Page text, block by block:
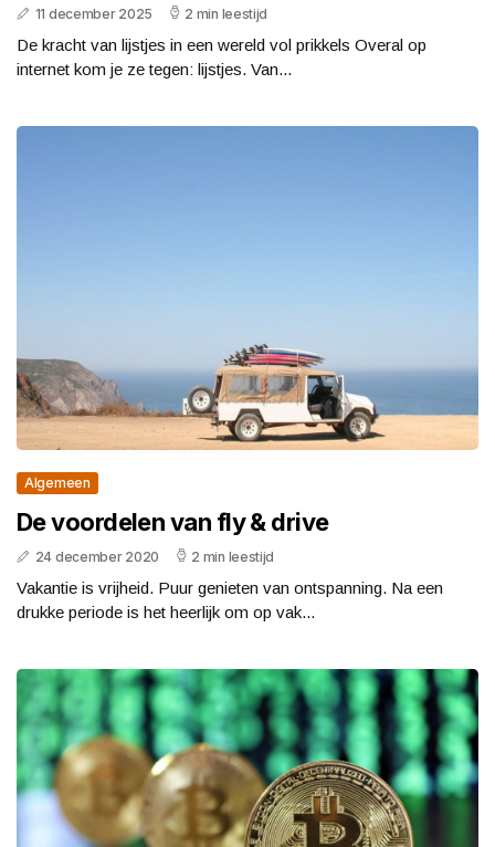
11 december 2025 2 min leestijd
De kracht van lijstjes in een wereld vol prikkels Overal op
internet kom je ze tegen: lijstjes. Van...
Algemeen
De voordelen van fly & drive
24 december 2020 2 min leestijd
Vakantie is vrijheid. Puur genieten van ontspanning. Na een
drukke periode is het heerlijk om op vak...